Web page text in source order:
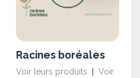
Racines boréales
Voir leurs produits
Voir